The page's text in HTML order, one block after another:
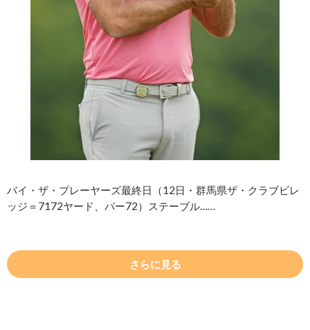
バイ・ザ・プレーヤーズ最終日（12日・群馬県ザ・クラブビレ
ッジ＝7172ヤード、パー72）ステーブル……
さらに見る